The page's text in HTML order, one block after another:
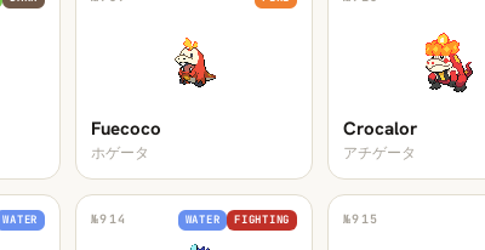
Fuecoco
ホゲータ
Crocalor
アチゲータ
WATER №914 WATER FIGHTING №915